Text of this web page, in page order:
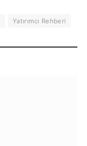
Yatırımcı Rehberi